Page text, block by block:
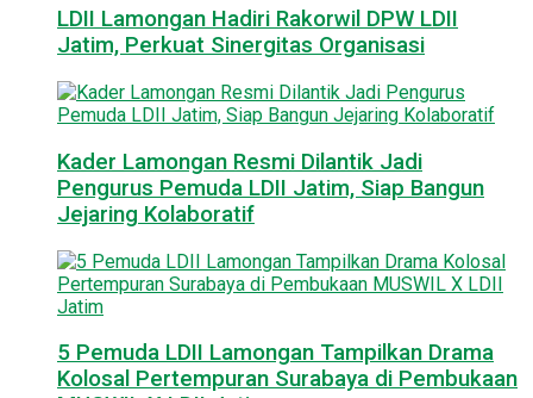
LDII Lamongan Hadiri Rakorwil DPW LDII
Jatim, Perkuat Sinergitas Organisasi
Kader Lamongan Resmi Dilantik Jadi
Pengurus Pemuda LDII Jatim, Siap Bangun
Jejaring Kolaboratif
5 Pemuda LDII Lamongan Tampilkan Drama
Kolosal Pertempuran Surabaya di Pembukaan